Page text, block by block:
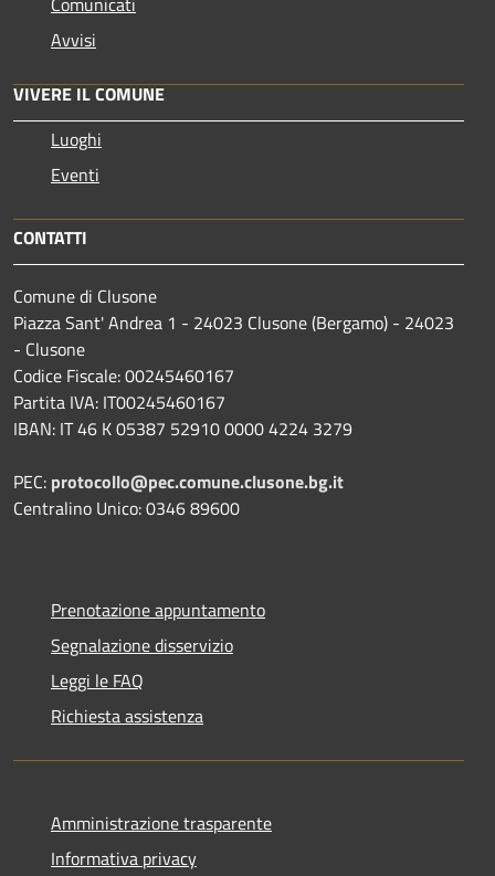
Avvisi
VIVERE IL COMUNE
Luoghi
Eventi
CONTATTI
Comune di Clusone
Piazza Sant' Andrea 1 - 24023 Clusone (Bergamo) - 24023
- Clusone
Codice Fiscale: 00245460167
Partita IVA: IT00245460167
IBAN: IT 46 K 05387 52910 0000 4224 3279
PEC: protocollo@pec.comune.clusone.bg.it
Centralino Unico: 0346 89600
Prenotazione appuntamento
Segnalazione disservizio
Leggi le FAQ
Richiesta assistenza
Amministrazione trasparente
Informativa privacy